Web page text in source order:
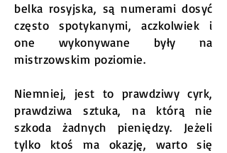
belka rosyjska, są numerami dosyć
często spotykanymi, aczkolwiek i
one wykonywane były na
mistrzowskim poziomie.
Niemniej, jest to prawdziwy cyrk,
prawdziwa sztuka, na którą nie
szkoda żadnych pieniędzy. Jeżeli
tylko ktoś ma okazję, warto się